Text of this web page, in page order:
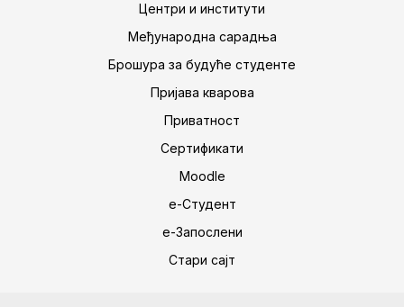
Центри и институти
Међународна сарадња
Брошура за будуће студенте
Пријава кварова
Приватност
Сертификати
Moodle
е-Студент
е-Запослени
Стари сајт